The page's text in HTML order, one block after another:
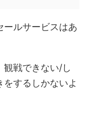
ールサービスはあ
観戦できない/し
するしかないよ